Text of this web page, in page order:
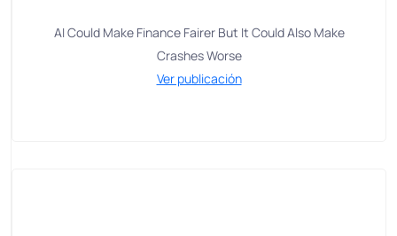
AI Could Make Finance Fairer But It Could Also Make
Crashes Worse
Ver publicación